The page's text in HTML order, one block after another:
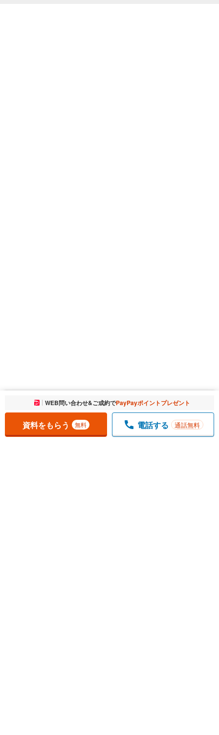
お気に入りに追加しました。 一覧を開く
WEB問い合わせ&ご成約でPayPayポイントプレゼント
資料をもらう 無料 電話する 通話無料